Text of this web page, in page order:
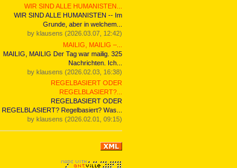
WIR SIND ALLE HUMANISTEN...
WIR SIND ALLE HUMANISTEN -- Im
Grunde, aber in welchem...
by klausens (2026.03.07, 12:42)
MAILIG, MAILIG –...
MAILIG, MAILIG Der Tag war mailig. 325
Nachrichten. Ich...
by klausens (2026.02.03, 16:38)
REGELBASIERT ODER
REGELBLASIERT?...
REGELBASIERT ODER
REGELBLASIERT? Regelbasiert? Was...
by klausens (2026.02.01, 09:15)